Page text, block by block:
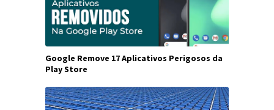
Google Remove 17 Aplicativos Perigosos da
Play Store